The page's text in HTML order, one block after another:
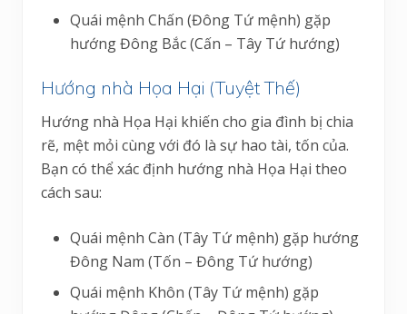
Quái mệnh Chấn (Đông Tứ mệnh) gặp
hướng Đông Bắc (Cấn – Tây Tứ hướng)
Hướng nhà Họa Hại (Tuyệt Thế)
Hướng nhà Họa Hại khiến cho gia đình bị chia
rẽ, mệt mỏi cùng với đó là sự hao tài, tốn của.
Bạn có thể xác định hướng nhà Họa Hại theo
cách sau:
Quái mệnh Càn (Tây Tứ mệnh) gặp hướng
Đông Nam (Tốn – Đông Tứ hướng)
Quái mệnh Khôn (Tây Tứ mệnh) gặp